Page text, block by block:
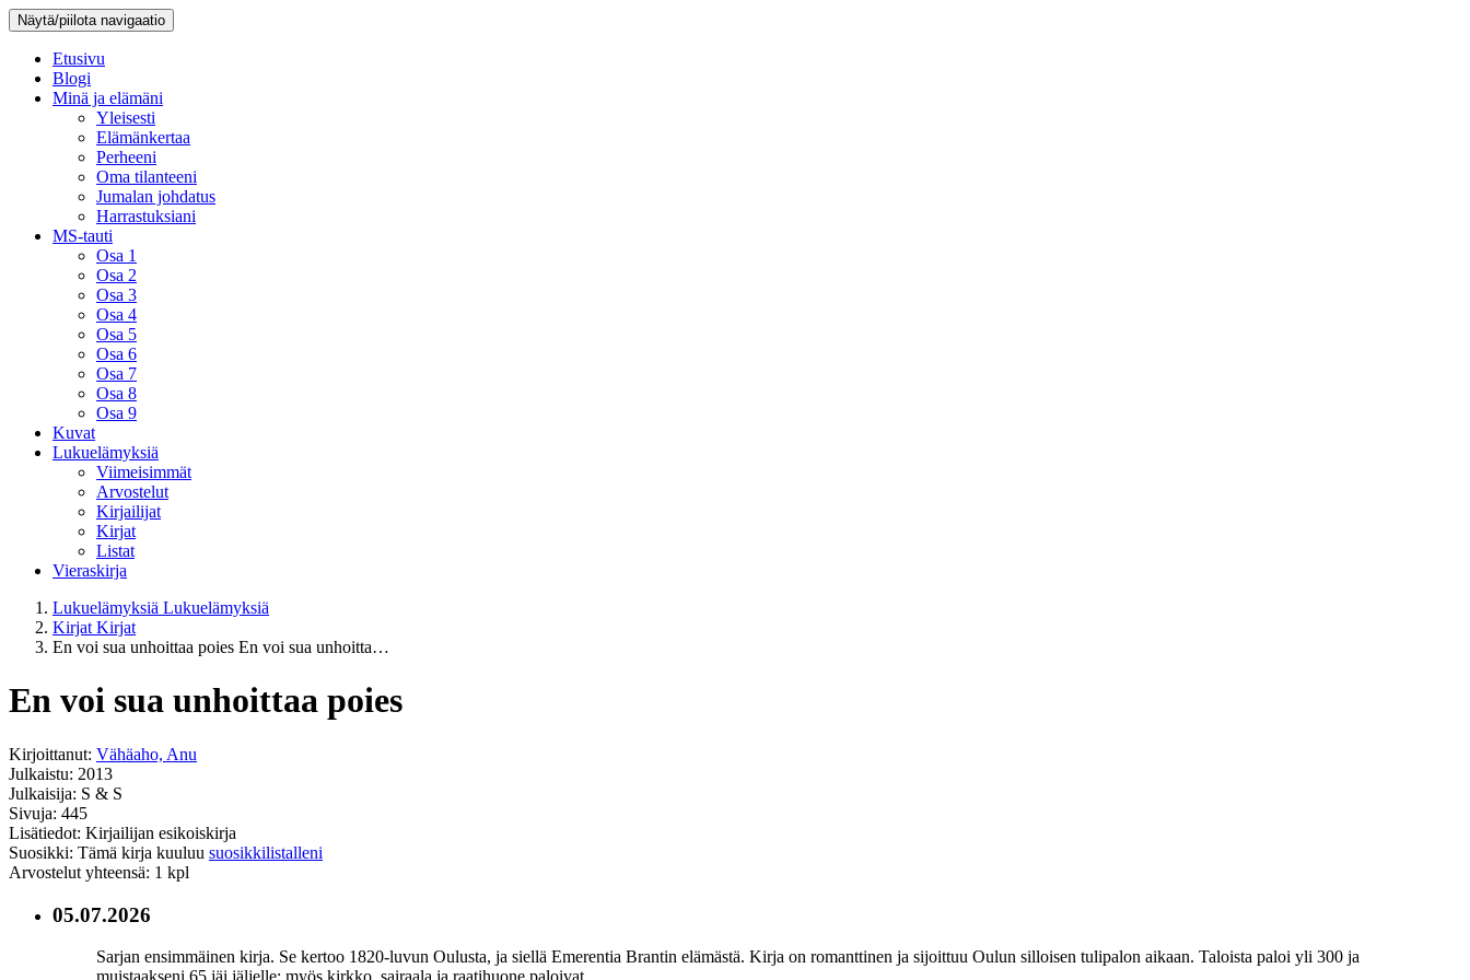
Näytä/piilota navigaatio
Etusivu
Blogi
Minä ja elämäni
Yleisesti
Elämänkertaa
Perheeni
Oma tilanteeni
Jumalan johdatus
Harrastuksiani
MS-tauti
Osa 1
Osa 2
Osa 3
Osa 4
Osa 5
Osa 6
Osa 7
Osa 8
Osa 9
Kuvat
Lukuelämyksiä
Viimeisimmät
Arvostelut
Kirjailijat
Kirjat
Listat
Vieraskirja
Lukuelämyksiä Lukuelämyksiä
Kirjat Kirjat
En voi sua unhoittaa poies En voi sua unhoitta…
En voi sua unhoittaa poies
Kirjoittanut: Vähäaho, Anu
Julkaistu: 2013
Julkaisija: S & S
Sivuja: 445
Lisätiedot: Kirjailijan esikoiskirja
Suosikki: Tämä kirja kuuluu suosikkilistalleni
Arvostelut yhteensä: 1 kpl
05.07.2026
Sarjan ensimmäinen kirja. Se kertoo 1820-luvun Oulusta, ja siellä Emerentia Brantin elämästä. Kirja on romanttinen ja sijoittuu Oulun silloisen tulipalon aikaan. Taloista paloi yli 300 ja